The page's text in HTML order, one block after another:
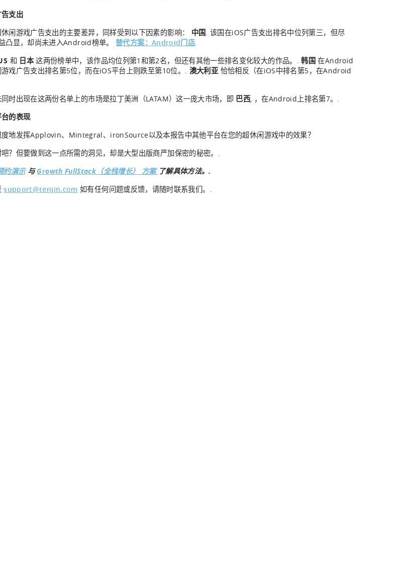
支出
闲游戏广告支出的主要差异，同样受到以下因素的影响： 中国. 该国在iOS广告支出排名中位列第三，但尽
凸显，却尚未进入Android榜单。替代方案：Android门店.
和 日本这两份榜单中，该作品均位列第1和第2名，但还有其他一些排名变化较大的作品。.韩国 在Android
戏广告支出排名第5位，而在iOS平台上则跌至第10位。. 澳大利亚 恰恰相反（在iOS中排名第5，在Android
时出现在这两份名单上的市场是拉丁美洲（LATAM）这一庞大市场，即 巴西, ，在Android上排名第7。.
的表现
地发挥Applovin、Mintegral、ironSource以及本报告中其他平台在您的超休闲游戏中的效果？
？但要做到这一点所需的洞见，却是大型出版商严加保密的秘密。.
约演示与Growth FullStack（全栈增长） 方案 了解具体方法。.
support@tenjin.com 如有任何问题或反馈，请随时联系我们。.